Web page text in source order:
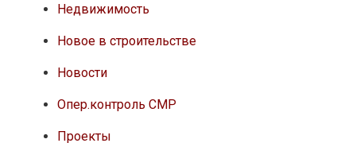
Недвижимость
Новое в строительстве
Новости
Опер.контроль СМР
Проекты